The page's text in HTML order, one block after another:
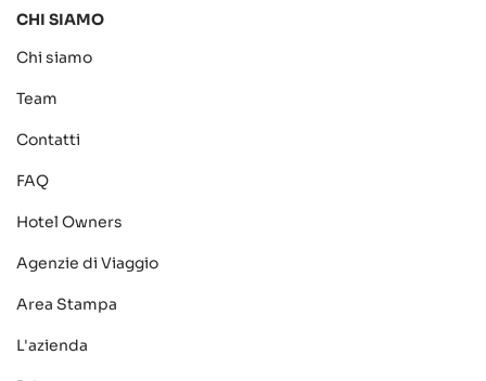
CHI SIAMO
Chi siamo
Team
Contatti
FAQ
Hotel Owners
Agenzie di Viaggio
Area Stampa
L'azienda